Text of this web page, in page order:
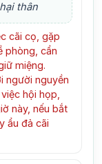
thân
cãi cọ, gặp
phòng, cẩn
miệng.
người nguyền
hội họp,
này, nếu bắt
ẩu đả cãi